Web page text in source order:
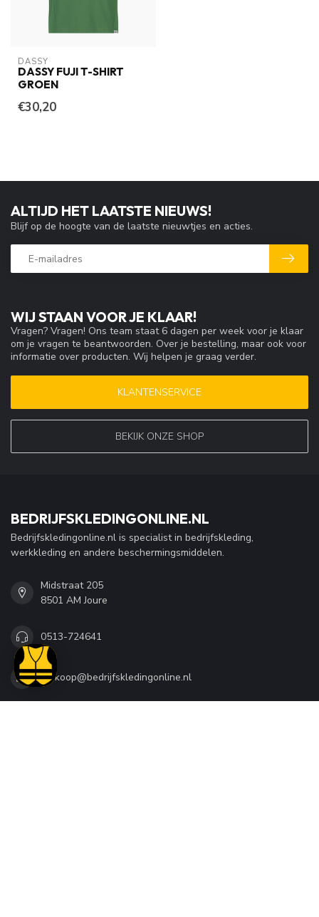
DASSY
DASSY FUJI T-SHIRT
GROEN
€30,20
WIJ STAAN VOOR JE KLAAR!
Vragen? Vragen! Ons team staat 6 dagen per week voor je klaar
om je vragen te beantwoorden. Over je bestelling, maar ook voor
informatie over producten. Wij helpen je graag verder.
KLANTENSERVICE
BEKIJK ONZE SHOP
ALTIJD HET LAATSTE NIEUWS!
Blijf op de hoogte van de laatste nieuwtjes en acties.
BEDRIJFSKLEDINGONLINE.NL
Bedrijfskledingonline.nl is specialist in bedrijfskleding,
werkkleding en andere beschermingsmiddelen.
Midstraat 205
8501 AM Joure
0513-724641
verkoop@bedrijfskledingonline.nl